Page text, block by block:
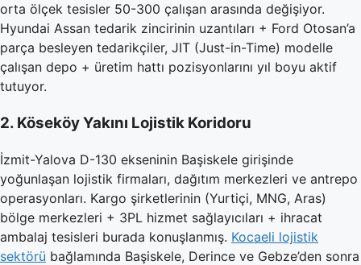
orta ölçek tesisler 50-300 çalışan arasında değişiyor.
Hyundai Assan tedarik zincirinin uzantıları + Ford Otosan’a
parça besleyen tedarikçiler, JIT (Just-in-Time) modelle
çalışan depo + üretim hattı pozisyonlarını yıl boyu aktif
tutuyor.
2. Köseköy Yakını Lojistik Koridoru
İzmit-Yalova D-130 ekseninin Başiskele girişinde
yoğunlaşan lojistik firmaları, dağıtım merkezleri ve antrepo
operasyonları. Kargo şirketlerinin (Yurtiçi, MNG, Aras)
bölge merkezleri + 3PL hizmet sağlayıcıları + ihracat
ambalaj tesisleri burada konuşlanmış. Kocaeli lojistik
sektörü bağlamında Başiskele, Derince ve Gebze’den sonra